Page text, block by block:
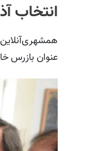
انتخاب
عنوان بازرس